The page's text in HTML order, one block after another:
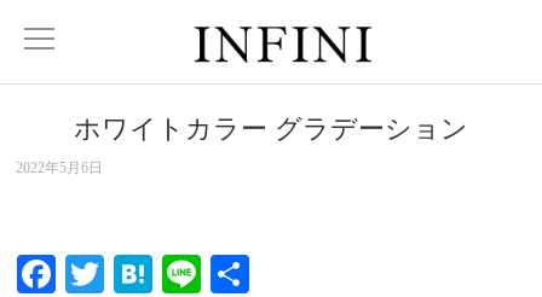
ホワイトカラー グラデーション
2022年5月6日
Facebook
TwitterHatena
Line